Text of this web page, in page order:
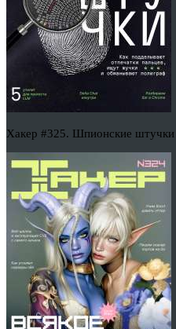
Хакер #325. Шпионские штучки